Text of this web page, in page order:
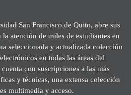
San Francisco de Quito, abre sus
atención de miles de estudiantes en
seleccionada y actualizada colección
en todas las áreas del
con suscripciones a las más
y técnicas, una extensa colección
multimedia y acceso.